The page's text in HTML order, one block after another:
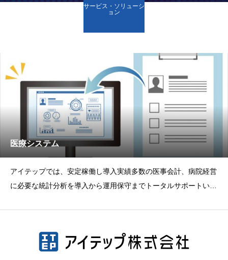
サービス・ソリューシ
ョン
医療システム
アイテップでは、安定稼働し導入実績多数の医事会計、病院経営
に必要な統計分析を導入から運用保守までトータルサポートいた